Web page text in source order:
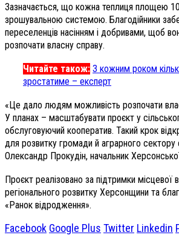
Зазначається, що кожна теплиця площею
зрошувальною системою. Благодійники
переселенців насінням і добривами, щоб
розпочати власну справу.
Читайте також: З кожним роком
зростатиме – експерт
«Це дало людям можливість розпочати
У планах – масштабувати проєкт у
обслуговуючий кооператив. Такий крок
для розвитку громади й аграрного сектору
Олександр Прокудін, начальник
Проєкт реалізовано за підтримки місцевої
регіонального розвитку Херсонщини та
«Ранок відродження».
Facebook Google Plus Twitter Linkedin